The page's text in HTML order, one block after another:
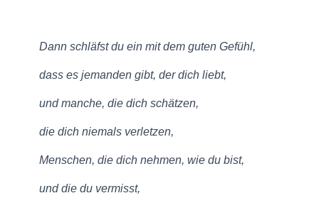
Dann schläfst du ein mit dem guten Gefühl,
dass es jemanden gibt, der dich liebt,
und manche, die dich schätzen,
die dich niemals verletzen,
Menschen, die dich nehmen, wie du bist,
und die du vermisst,